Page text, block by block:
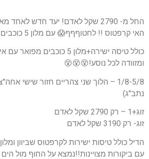
החל מ- 2790 שקל לאדם! יעד חדש לאחד מאיי יוון –
האי קרפטוס !! לחטוףףף😱 עם מלון 5 כוכבים!
כולל טיסה ישירה+מלון 5 כוכבים
ומזוודה לכל נוסע!😵😵😵
נתב"ג)
זוג+1 – רק 2790 שקל לאדם
זוג- רק 3190 שקל לאדם
עם ביקורות מצויינות!!נמצא על החוף מול